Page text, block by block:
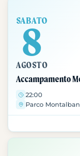
SABATO
8
AGOSTO
Accampamento
22:00
Parco